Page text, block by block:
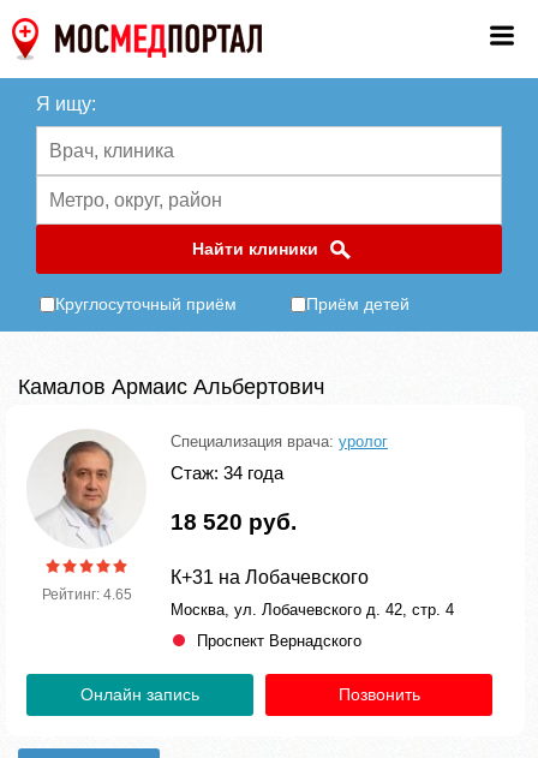
Я ищу:
Найти клиники
Круглосуточный приём Приём детей
Камалов Армаис Альбертович
Рейтинг: 4.65
Специализация врача: уролог
Стаж: 34 года
18 520 руб.
К+31 на Лобачевского
Москва, ул. Лобачевского д. 42, стр. 4
Проспект Вернадского
Онлайн запись Позвонить